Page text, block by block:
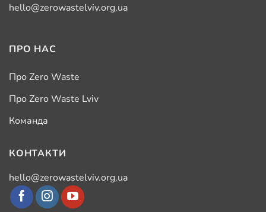
hello@zerowastelviv.org.ua
ПРО НАС
Про Zero Waste
Про Zero Waste Lviv
Команда
КОНТАКТИ
hello@zerowastelviv.org.ua